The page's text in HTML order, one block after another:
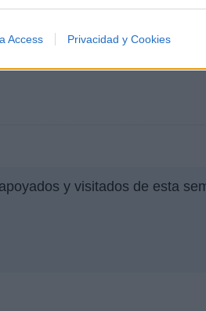
Access Privacidad y Cookies
y visitados de esta